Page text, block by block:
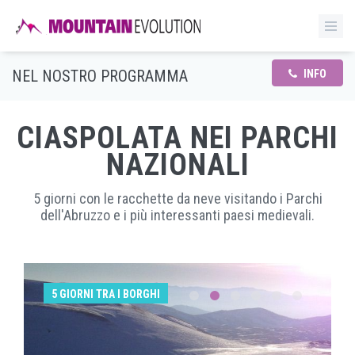
NEL NOSTRO PROGRAMMA INFO
CIASPOLATA NEI PARCHI
NAZIONALI
5 giorni con le racchette da neve visitando i Parchi
dell'Abruzzo e i più interessanti paesi medievali.
5 GIORNI TRA I BORGHI